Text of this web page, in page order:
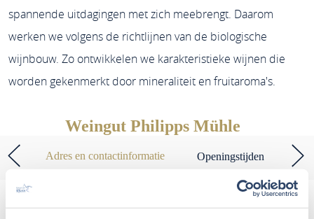
spannende uitdagingen met zich meebrengt. Daarom
werken we volgens de richtlijnen van de biologische
wijnbouw. Zo ontwikkelen we karakteristieke wijnen die
worden gekenmerkt door mineraliteit en fruitaroma's.
Weingut Philipps Mühle
Adres en contactinformatie Openingstijden